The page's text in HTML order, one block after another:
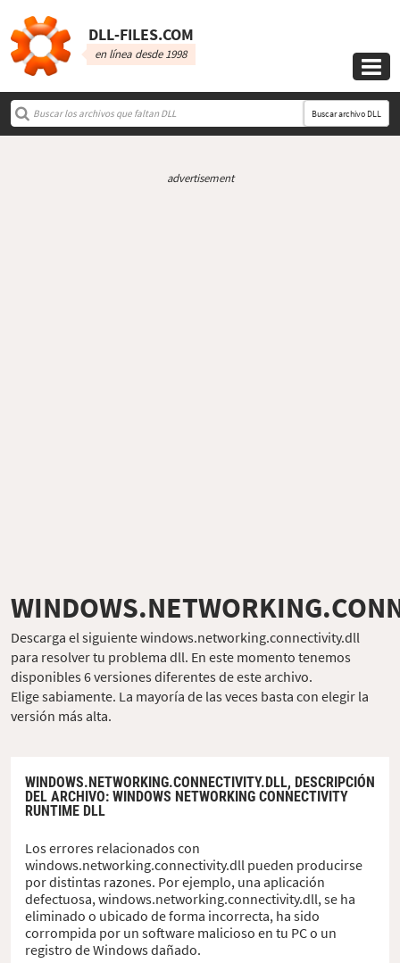
DLL‑FILES.COM
en línea desde 1998

Buscar archivo DLL
advertisement
Descarga el siguiente windows.networking.connectivity.dll
para resolver tu problema dll. En este momento tenemos
disponibles 6 versiones diferentes de este archivo.
Elige sabiamente. La mayoría de las veces basta con elegir la
versión más alta.
WINDOWS.NETWORKING.CONNECTIVITY.DLL, DESCRIPCIÓN
DEL ARCHIVO: WINDOWS NETWORKING CONNECTIVITY
RUNTIME DLL
Los errores relacionados con
windows.networking.connectivity.dll pueden producirse
por distintas razones. Por ejemplo, una aplicación
defectuosa, windows.networking.connectivity.dll, se ha
eliminado o ubicado de forma incorrecta, ha sido
corrompida por un software malicioso en tu PC o un
registro de Windows dañado.